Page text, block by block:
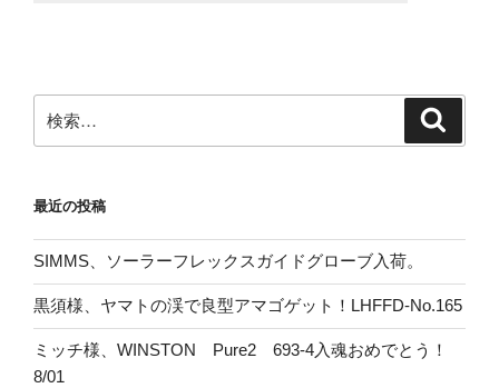
索:
最近の投稿
SIMMS、ソーラーフレックスガイドグローブ入荷。
黒須様、ヤマトの渓で良型アマゴゲット！LHFFD-No.165
ミッチ様、WINSTON Pure2 693-4入魂おめでとう！
8/01